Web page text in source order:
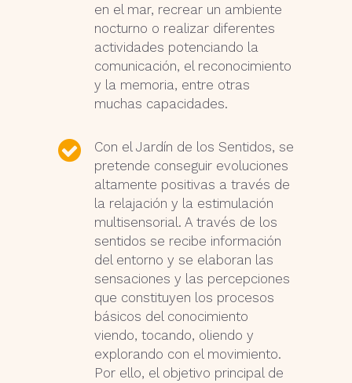
en el mar, recrear un ambiente
nocturno o realizar diferentes
actividades potenciando la
comunicación, el reconocimiento
y la memoria, entre otras
muchas capacidades.
Con el Jardín de los Sentidos, se
pretende conseguir evoluciones
altamente positivas a través de
la relajación y la estimulación
multisensorial. A través de los
sentidos se recibe información
del entorno y se elaboran las
sensaciones y las percepciones
que constituyen los procesos
básicos del conocimiento
viendo, tocando, oliendo y
explorando con el movimiento.
Por ello, el objetivo principal de